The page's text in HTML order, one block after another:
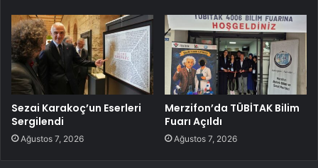
Sezai Karakoç’un Eserleri
Sergilendi
Ağustos 7, 2026
Merzifon’da TÜBİTAK Bilim
Fuarı Açıldı
Ağustos 7, 2026